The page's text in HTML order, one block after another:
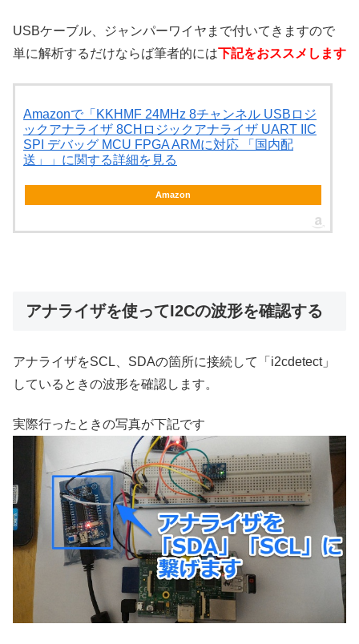
USBケーブル、ジャンパーワイヤまで付いてきますので
単に解析するだけならば筆者的には下記をおススメします
Amazonで「KKHMF 24MHz 8チャンネル USBロジ
ックアナライザ 8CHロジックアナライザ UART IIC
SPI デバッグ MCU FPGA ARMに対応 「国内配
送」」に関する詳細を見る
Amazon
アナライザを使ってI2Cの波形を確認する
アナライザをSCL、SDAの箇所に接続して「i2cdetect」
しているときの波形を確認します。
実際行ったときの写真が下記です